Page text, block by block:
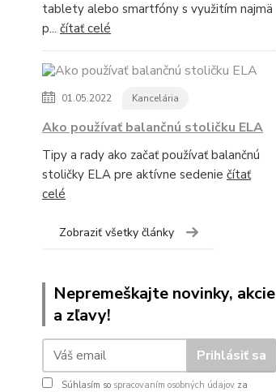
tablety alebo smartfóny s využitím najmä
p... čítať celé
01.05.2022 Kancelária
Ako používať balančnú stoličku ELA
Tipy a rady ako začať používať balančnú
stoličky ELA pre aktívne sedenie čítať
celé
Zobraziť všetky články
Nepremeškajte novinky, akcie
a zľavy!
Prihlásiť sa
Súhlasím so spracovaním osobných údajov za